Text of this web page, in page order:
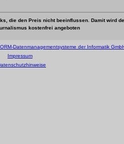
die den Preis nicht beeinflussen. Damit wird
kostenfrei angeboten
Datenmanagementsysteme der Informatik
Impressum